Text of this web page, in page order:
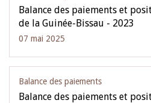
Balance des paiements et
de la Guinée-Bissau - 2023
07 mai 2025
Balance des paiements
Balance des paiements et